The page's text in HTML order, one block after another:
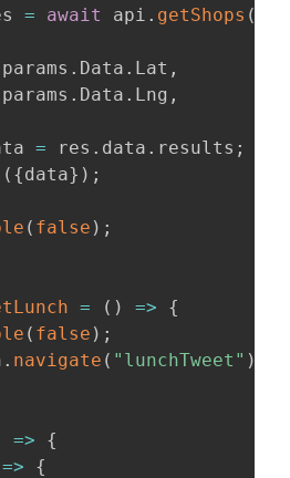
= await api . getShops (
params . Data . Lat ,
params . Data . Lng ,
= res . data . results ;
( {data} ) ;
( false ) ;
= ( ) =>
{
( false ) ;
. navigate ( "lunchTweet" )
=>
{
=>
{